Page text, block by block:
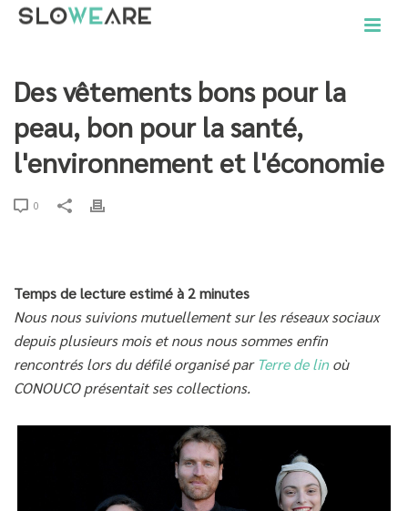
Des vêtements bons pour la
peau, bon pour la santé,
l'environnement et l'économie
0
Temps de lecture estimé à 2 minutes
Nous nous suivions mutuellement sur les réseaux sociaux
depuis plusieurs mois et nous nous sommes enfin
rencontrés lors du défilé organisé par Terre de lin où
CONOUCO présentait ses collections.